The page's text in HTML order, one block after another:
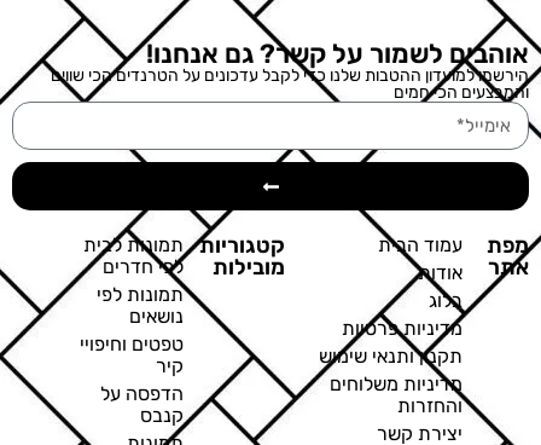
אוהבים לשמור על קשר? גם אנחנו!
הירשמו למועדון ההטבות שלנו כדי לקבל עדכונים על הטרנדים הכי שווים
והמבצעים הכי חמים
מפת
אתר
עמוד הבית
אודות
בלוג
מדיניות פרטיות
תקנון ותנאי שימוש
מדיניות משלוחים
והחזרות
יצירת קשר
קטגוריות
מובילות
תמונות לבית
לפי חדרים
תמונות לפי
נושאים
טפטים וחיפויי
קיר
הדפסה על
קנבס